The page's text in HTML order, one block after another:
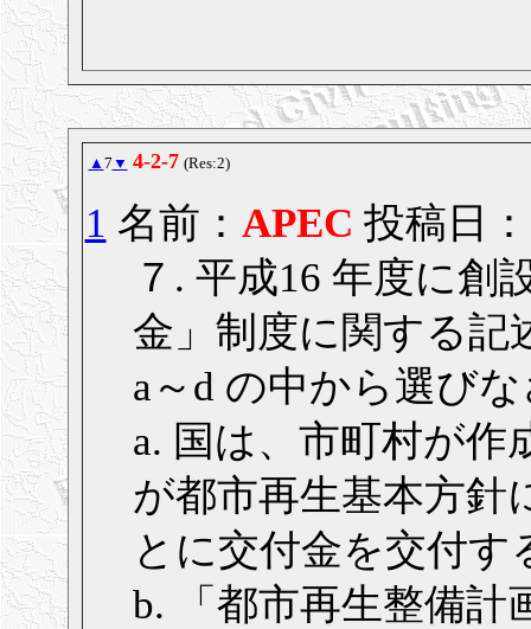
▲ 7 ▼ 4-2-7 (Res:2)
1 名前： APEC 投稿日
７. 平成16 年度に創
金」制度に関する記
a～d の中から選び
a. 国は、市町村が作
が都市再生基本方針
とに交付金を交付す
b. 「都市再生整備計